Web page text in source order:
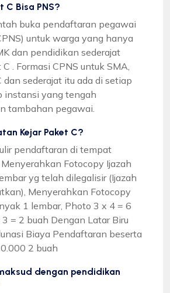
C Bisa PNS?
buka pendaftaran pegawai
untuk warga yang hanya
dan pendidikan sederajat
. Formasi CPNS untuk SMA,
dan sederajat itu ada di setiap
instansi yang tengah
tambahan pegawai.
Kejar Paket C?
pendaftaran di tempat
Fotocopy Ijazah
yg telah dilegalisir (Ijazah
Menyerahkan Fotocopy
1 lembar, Photo 3 x 4 = 6
= 2 buah Dengan Latar Biru
Biaya Pendaftaran beserta
2 buah
dengan pendidikan